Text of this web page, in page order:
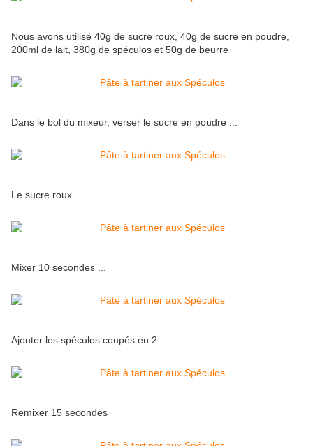
Nous avons utilisé 40g de sucre roux, 40g de sucre en poudre,
200ml de lait, 380g de spéculos et 50g de beurre
Dans le bol du mixeur, verser le sucre en poudre ...
Le sucre roux ...
Mixer 10 secondes ...
Ajouter les spéculos coupés en 2 ...
Remixer 15 secondes